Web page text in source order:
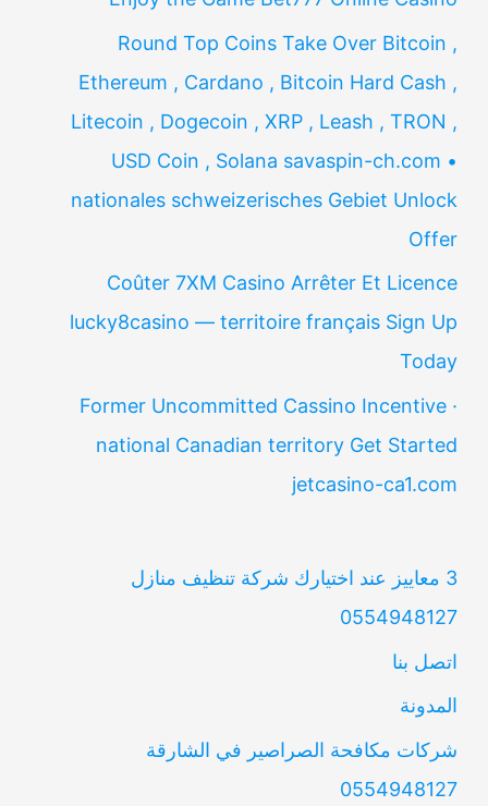
Round Top Coins Take Over Bitcoin ,
Ethereum , Cardano , Bitcoin Hard Cash ,
Litecoin , Dogecoin , XRP , Leash , TRON ,
USD Coin , Solana savaspin-ch.com •
nationales schweizerisches Gebiet Unlock
Offer
Coûter 7XM Casino Arrêter Et Licence
lucky8casino — territoire français Sign Up
Today
Former Uncommitted Cassino Incentive ·
national Canadian territory Get Started
jetcasino-ca1.com
3 معاييز عند اختيارك شركة تنظيف منازل
0554948127
اتصل بنا
المدونة
شركات مكافحة الصراصير في الشارقة
0554948127